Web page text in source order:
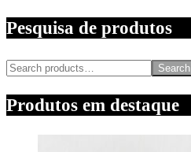
Pesquisa de produtos
Search
Produtos em destaque